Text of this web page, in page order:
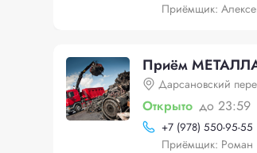
Приёмщик:
Приём
Дарсановский
Открыто до 23:59
+7 (978) 550-95-55
Приёмщик: Роман